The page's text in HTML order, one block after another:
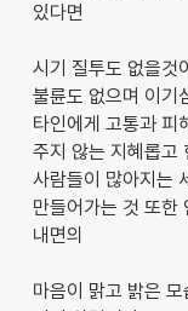
있다면
시기 질투도 없을것
불륜도 없으며 이기
타인에게 고통과 피
주지 않는 지혜롭고
사람들이 많아지는
만들어가는 것 또한
내면의
마음이 맑고 밝은 모